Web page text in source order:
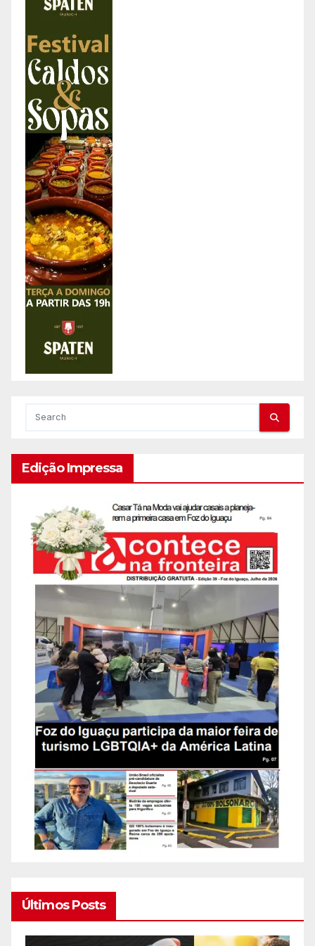
Edição Impressa
Últimos Posts